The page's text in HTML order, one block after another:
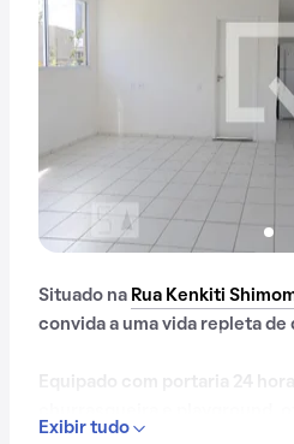
Situado na Rua Kenkiti
convida a uma vida repleta de
Exibir tudo